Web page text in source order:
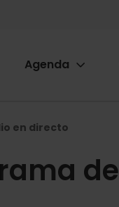
Agenda
en directo
de